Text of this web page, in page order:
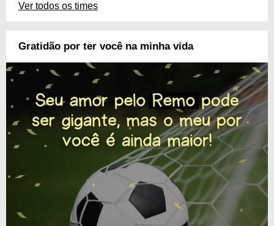
Ver todos os times
Gratidão por ter você na minha vida